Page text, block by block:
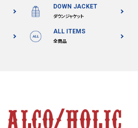
DOWN JACKET
ダウンジャケット
ALL ITEMS
全商品